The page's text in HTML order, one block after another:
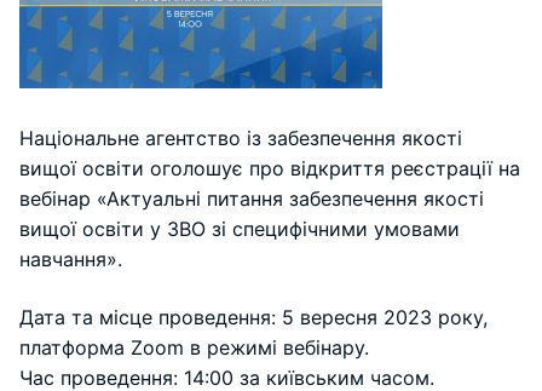
Національне агентство із забезпечення якості
вищої освіти оголошує про відкриття реєстрації на
вебінар «Актуальні питання забезпечення якості
вищої освіти у ЗВО зі специфічними умовами
навчання».
Дата та місце проведення: 5 вересня 2023 року,
платформа Zoom в режимі вебінару.
Час проведення: 14:00 за київським часом.